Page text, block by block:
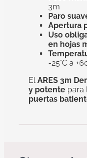
3m
Paro
Apertura
Uso
en hojas
-25°C a
ElARES 3m
y potente para
puertas